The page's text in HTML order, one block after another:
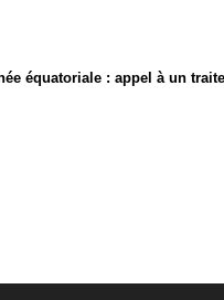
équatoriale : appel à un